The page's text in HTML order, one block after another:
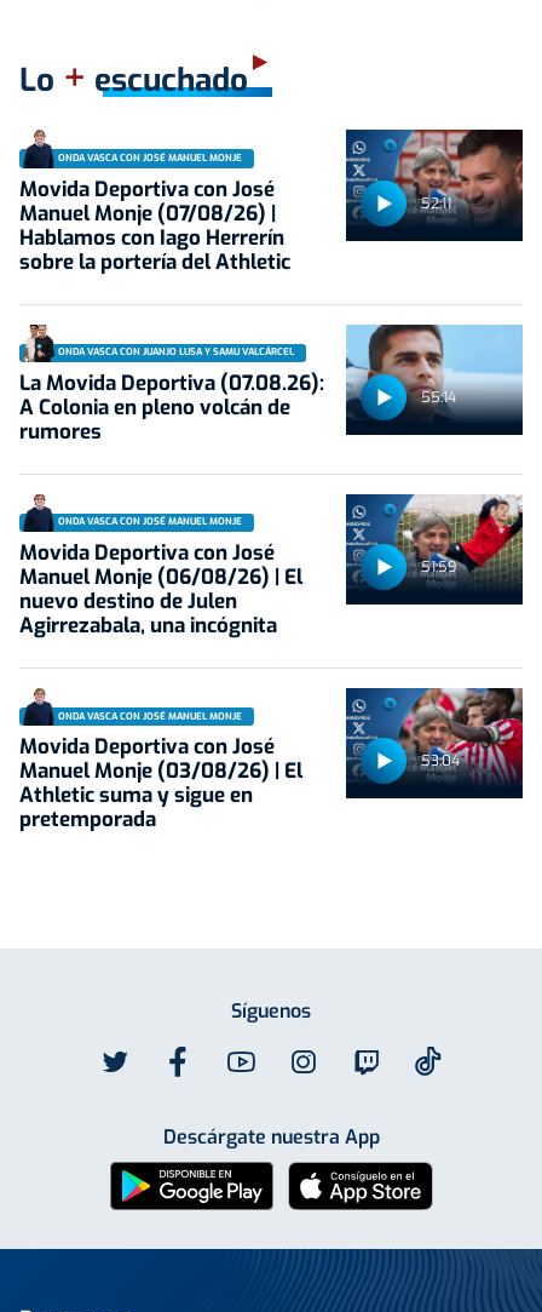
Lo + escuchado
52:11
ONDA VASCA CON JOSÉ MANUEL MONJE
Movida Deportiva con José
Manuel Monje (07/08/26) |
Hablamos con Iago Herrerín
sobre la portería del Athletic
55:14
ONDA VASCA CON JUANJO LUSA Y SAMU VALCÁRCEL
La Movida Deportiva (07.08.26):
A Colonia en pleno volcán de
rumores
51:59
ONDA VASCA CON JOSÉ MANUEL MONJE
Movida Deportiva con José
Manuel Monje (06/08/26) | El
nuevo destino de Julen
Agirrezabala, una incógnita
53:04
ONDA VASCA CON JOSÉ MANUEL MONJE
Movida Deportiva con José
Manuel Monje (03/08/26) | El
Athletic suma y sigue en
pretemporada
Síguenos
Descárgate nuestra App